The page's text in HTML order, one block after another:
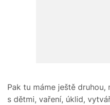
Pak tu máme ještě druhou,
s dětmi, vaření, úklid,